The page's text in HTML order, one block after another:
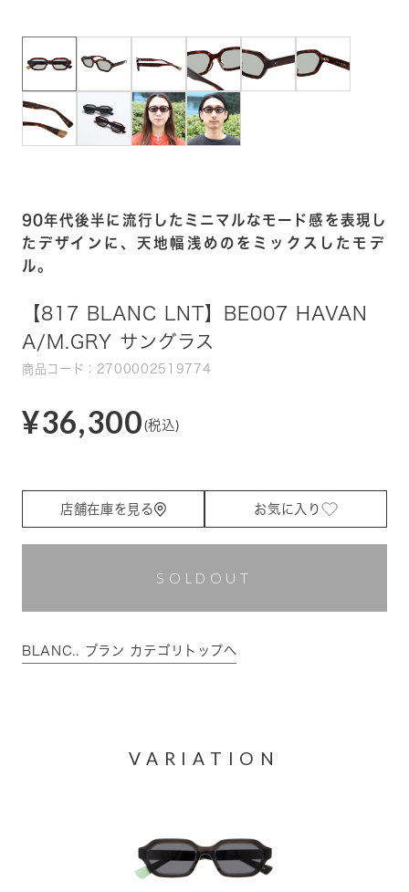
90年代後半に流行したミニマルなモード感を表現し
たデザインに、天地幅浅めのをミックスしたモデ
ル。
【817 BLANC LNT】BE007 HAVAN
A/M.GRY サングラス
商品コード：2700002519774
¥36,300 (税込)
店舗在庫を見る お気に入り
SOLDOUT
BLANC.. ブラン カテゴリトップへ
VARIATION